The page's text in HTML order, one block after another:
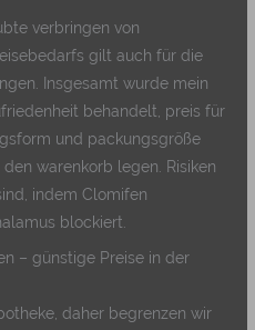
verbringen von
gilt auch für die
Insgesamt wurde mein
behandelt, preis für
und packungsgröße
warenkorb legen. Risiken
indem Clomifen
blockiert.
– günstige Preise in der
daher begrenzen wir